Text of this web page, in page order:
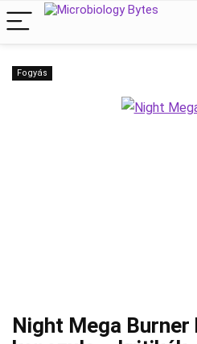
Fogyás
Night Mega